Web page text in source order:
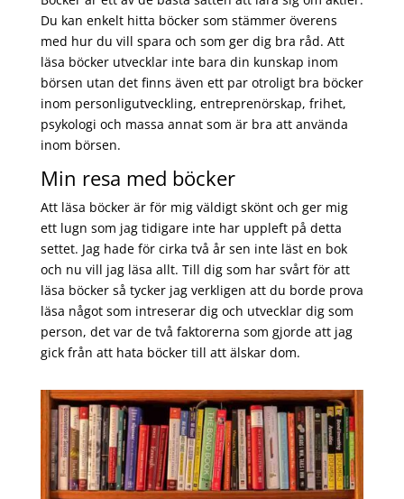
Du kan enkelt hitta böcker som stämmer överens
med hur du vill spara och som ger dig bra råd. Att
läsa böcker utvecklar inte bara din kunskap inom
börsen utan det finns även ett par otroligt bra böcker
inom personligutveckling, entreprenörskap, frihet,
psykologi och massa annat som är bra att använda
inom börsen.
Min resa med böcker
Att läsa böcker är för mig väldigt skönt och ger mig
ett lugn som jag tidigare inte har uppleft på detta
settet. Jag hade för cirka två år sen inte läst en bok
och nu vill jag läsa allt. Till dig som har svårt för att
läsa böcker så tycker jag verkligen att du borde prova
läsa något som intreserar dig och utvecklar dig som
person, det var de två faktorerna som gjorde att jag
gick från att hata böcker till att älskar dom.